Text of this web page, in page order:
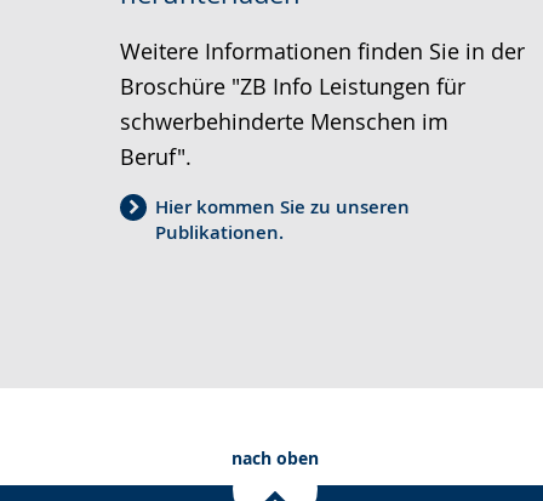
Weitere Informationen finden Sie in der
Broschüre "ZB Info Leistungen für
schwerbehinderte Menschen im
Beruf".
Hier kommen Sie zu unseren
Publikationen.
nach oben